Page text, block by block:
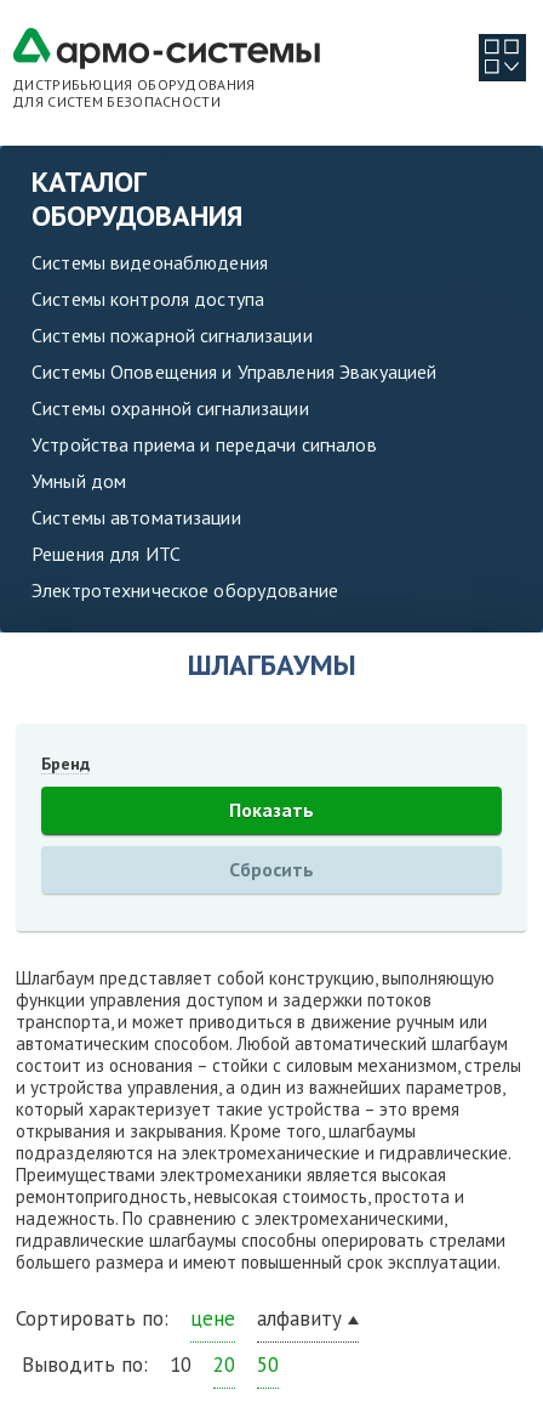
ДИСТРИБЬЮЦИЯ ОБОРУДОВАНИЯ
ДЛЯ СИСТЕМ БЕЗОПАСНОСТИ
КАТАЛОГ
ОБОРУДОВАНИЯ
Системы видеонаблюдения
Системы контроля доступа
Системы пожарной сигнализации
Системы Оповещения и Управления Эвакуацией
Системы охранной сигнализации
Устройства приема и передачи сигналов
Умный дом
Системы автоматизации
Решения для ИТС
Электротехническое оборудование
ШЛАГБАУМЫ
Бренд
Шлагбаум представляет собой конструкцию, выполняющую
функции управления доступом и задержки потоков
транспорта, и может приводиться в движение ручным или
автоматическим способом. Любой автоматический шлагбаум
состоит из основания – стойки с силовым механизмом, стрелы
и устройства управления, а один из важнейших параметров,
который характеризует такие устройства – это время
открывания и закрывания. Кроме того, шлагбаумы
подразделяются на электромеханические и гидравлические.
Преимуществами электромеханики является высокая
ремонтопригодность, невысокая стоимость, простота и
надежность. По сравнению с электромеханическими,
гидравлические шлагбаумы способны оперировать стрелами
большего размера и имеют повышенный срок эксплуатации.
Сортировать по: цене
алфавиту
Выводить по:
10 20 50